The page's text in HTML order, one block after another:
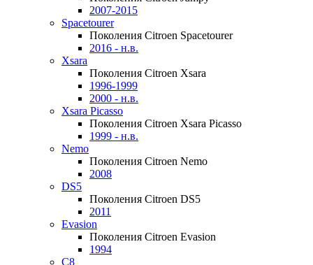
2007-2015
Spacetourer
Поколения Citroen Spacetourer
2016 - н.в.
Xsara
Поколения Citroen Xsara
1996-1999
2000 - н.в.
Xsara Picasso
Поколения Citroen Xsara Picasso
1999 - н.в.
Nemo
Поколения Citroen Nemo
2008
DS5
Поколения Citroen DS5
2011
Evasion
Поколения Citroen Evasion
1994
C8